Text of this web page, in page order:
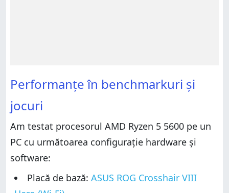
Performanțe în benchmarkuri și
jocuri
Am testat procesorul AMD Ryzen 5 5600 pe un
PC cu următoarea configurație hardware și
software:
Placă de bază: ASUS ROG Crosshair VIII